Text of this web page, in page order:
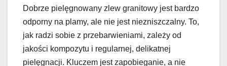
Dobrze pielęgnowany zlew granitowy jest bardzo
odporny na plamy, ale nie jest niezniszczalny. To,
jak radzi sobie z przebarwieniami, zależy od
jakości kompozytu i regularnej, delikatnej
pielęgnacji. Kluczem jest zapobieganie, a nie